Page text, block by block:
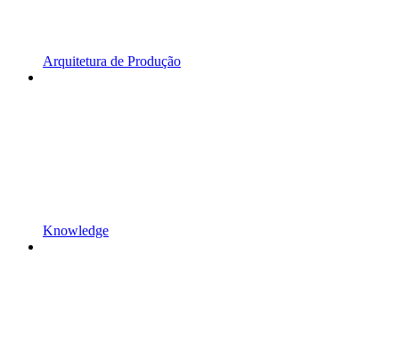
Arquitetura de Produção
Knowledge